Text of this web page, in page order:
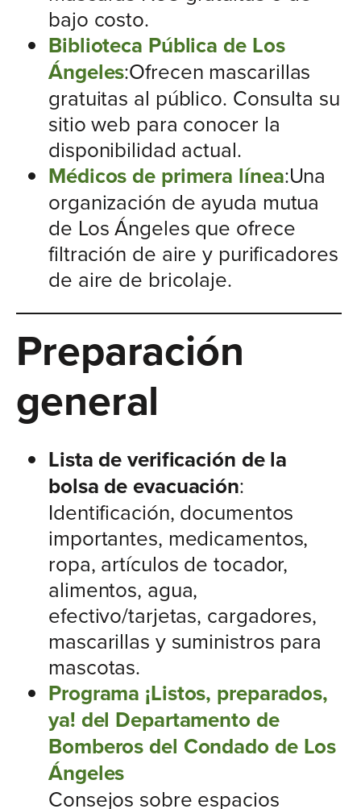
bajo costo.
Biblioteca Pública de Los
Ángeles:Ofrecen mascarillas
gratuitas al público. Consulta su
sitio web para conocer la
disponibilidad actual.
Médicos de primera línea:Una
organización de ayuda mutua
de Los Ángeles que ofrece
filtración de aire y purificadores
de aire de bricolaje.
Preparación
general
Lista de verificación de la
bolsa de evacuación:
Identificación, documentos
importantes, medicamentos,
ropa, artículos de tocador,
alimentos, agua,
efectivo/tarjetas, cargadores,
mascarillas y suministros para
mascotas.
Programa ¡Listos, preparados,
ya! del Departamento de
Bomberos del Condado de Los
Ángeles
Consejos sobre espacios